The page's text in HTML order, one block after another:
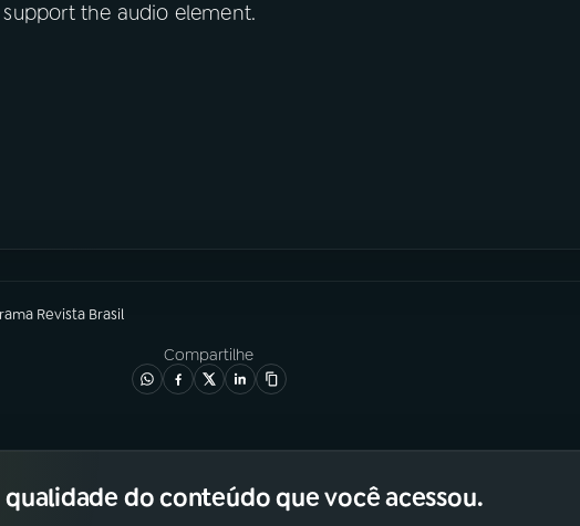
the audio element.
Revista Brasil
Compartilhe
do conteúdo que você acessou.